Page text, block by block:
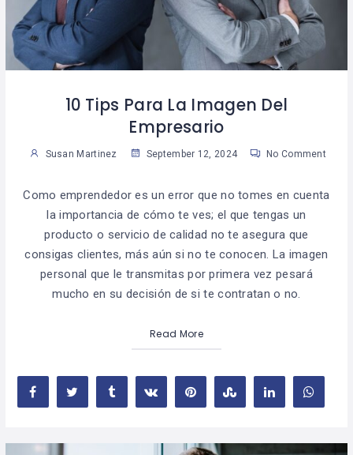
10 Tips Para La Imagen Del
Empresario
Susan Martinez September 12, 2024 No Comment
Como emprendedor es un error que no tomes en cuenta
la importancia de cómo te ves; el que tengas un
producto o servicio de calidad no te asegura que
consigas clientes, más aún si no te conocen. La imagen
personal que le transmitas por primera vez pesará
mucho en su decisión de si te contratan o no.
Read More